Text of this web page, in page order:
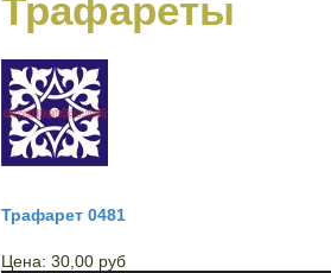
Трафареты
Трафарет 0481
Цена: 30,00 руб